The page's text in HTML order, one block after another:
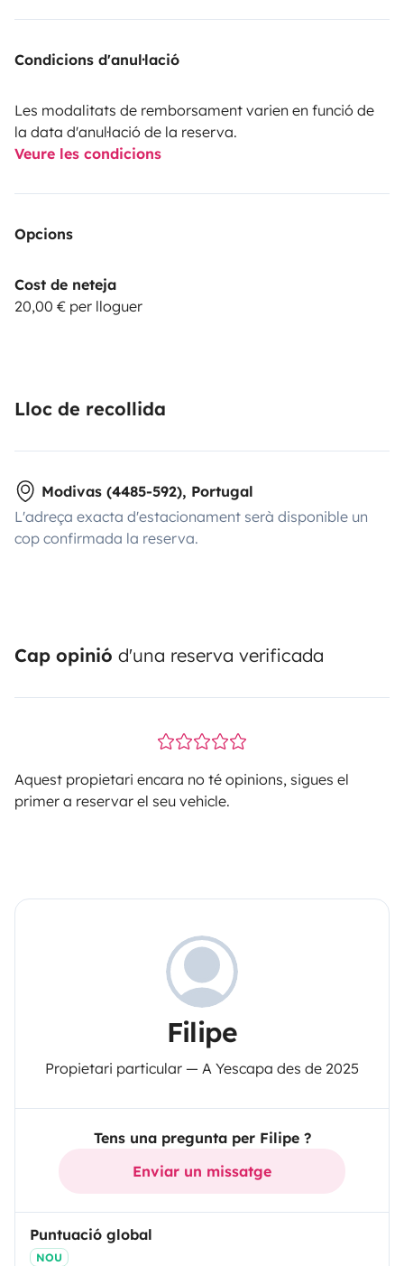
Condicions d'anul·lació
Les modalitats de remborsament varien en funció de
la data d'anul·lació de la reserva.
Veure les condicions
Opcions
Cost de neteja
20,00 € per lloguer
Lloc de recollida
Modivas (4485-592), Portugal
L'adreça exacta d'estacionament serà disponible un
cop confirmada la reserva.
Cap opinió d'una reserva verificada
Aquest propietari encara no té opinions, sigues el
primer a reservar el seu vehicle.
Filipe
Propietari particular — A Yescapa des de 2025
Tens una pregunta per Filipe ?
Enviar un missatge
Puntuació global
NOU